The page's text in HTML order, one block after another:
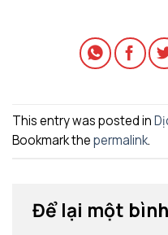
This entry was posted in
Bookmark thepermalink.
Để lại một